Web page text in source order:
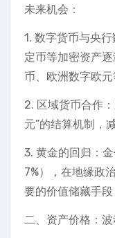
未来机会：
1. 数字货币与央
定币等加密资产
币、欧洲数字欧元
2. 区域货币合作
元”的结算机制，
3. 黄金的回归：
7%），在地缘政
要的价值储藏手段
二、资产价格：